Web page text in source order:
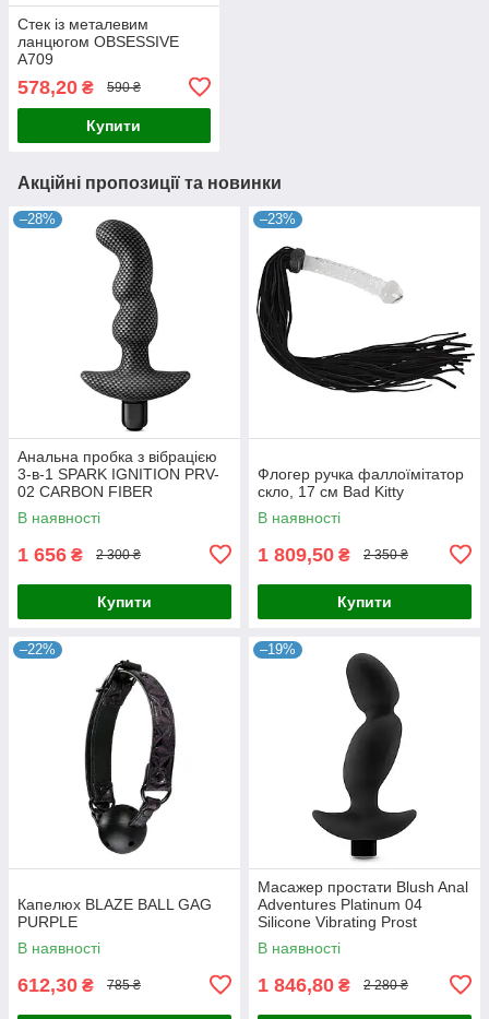
Стек із металевим
ланцюгом OBSESSIVE
A709
578,20 ₴ 590 ₴
Купити
Акційні пропозиції та новинки
–28%
Анальна пробка з вібрацією
3-в-1 SPARK IGNITION PRV-
02 CARBON FIBER
В наявності
1 656 ₴ 2 300 ₴
Купити
–23%
Флогер ручка фаллоїмітатор
скло, 17 см Bad Kitty
В наявності
1 809,50 ₴ 2 350 ₴
Купити
–22%
Капелюх BLAZE BALL GAG
PURPLE
В наявності
612,30 ₴ 785 ₴
–19%
Масажер простати Blush Anal
Adventures Platinum 04
Silicone Vibrating Prost
В наявності
1 846,80 ₴ 2 280 ₴